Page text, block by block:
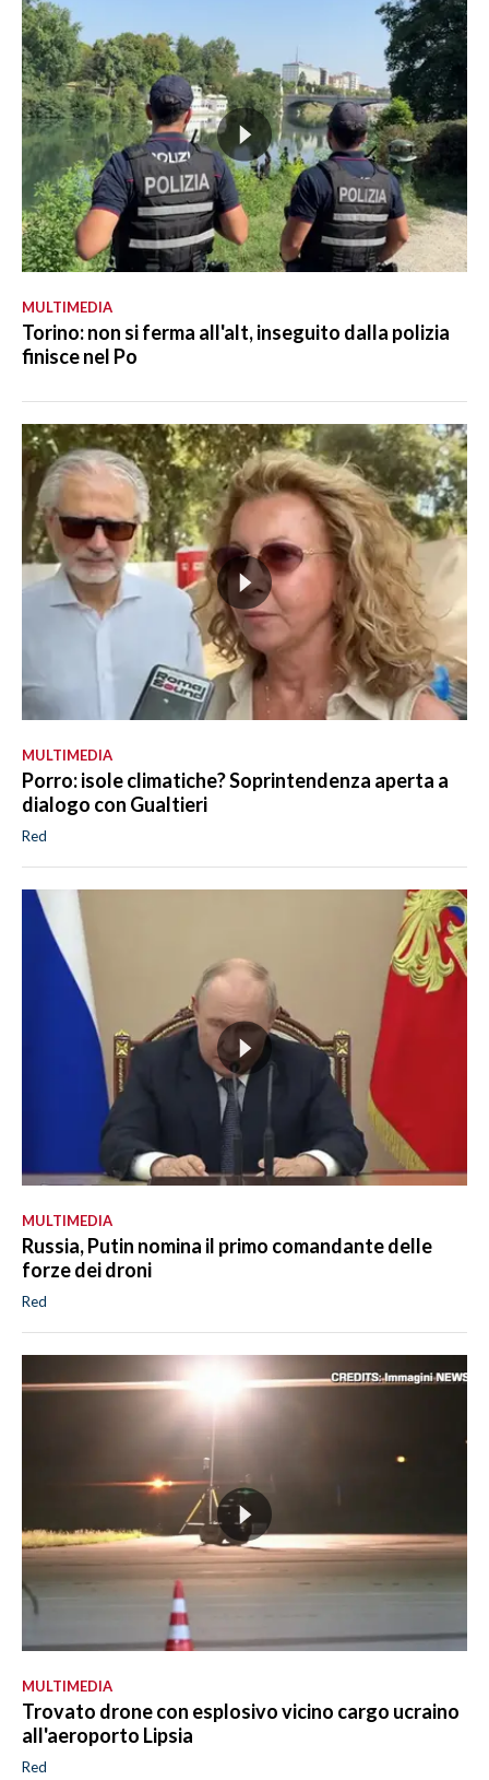
MULTIMEDIA
Torino: non si ferma all'alt, inseguito dalla polizia
finisce nel Po
MULTIMEDIA
Porro: isole climatiche? Soprintendenza aperta a
dialogo con Gualtieri
Red
MULTIMEDIA
Russia, Putin nomina il primo comandante delle
forze dei droni
Red
MULTIMEDIA
Trovato drone con esplosivo vicino cargo ucraino
all'aeroporto Lipsia
Red